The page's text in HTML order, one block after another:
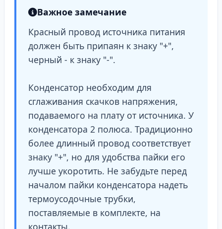
Важное замечание
Красный провод источника питания
должен быть припаян к знаку "+",
черный - к знаку "-".
Конденсатор необходим для
сглаживания скачков напряжения,
подаваемого на плату от источника. У
конденсатора 2 полюса. Традиционно
более длинный провод соответствует
знаку "+", но для удобства пайки его
лучше укоротить. Не забудьте перед
началом пайки конденсатора надеть
термоусодочные трубки,
поставляемые в комплекте, на
контакты.